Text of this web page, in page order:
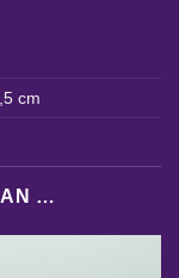
cm
…